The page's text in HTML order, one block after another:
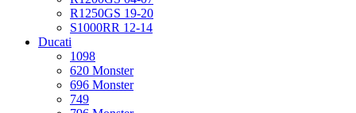
R1250GS 19-20
S1000RR 12-14
Ducati
1098
620 Monster
696 Monster
749